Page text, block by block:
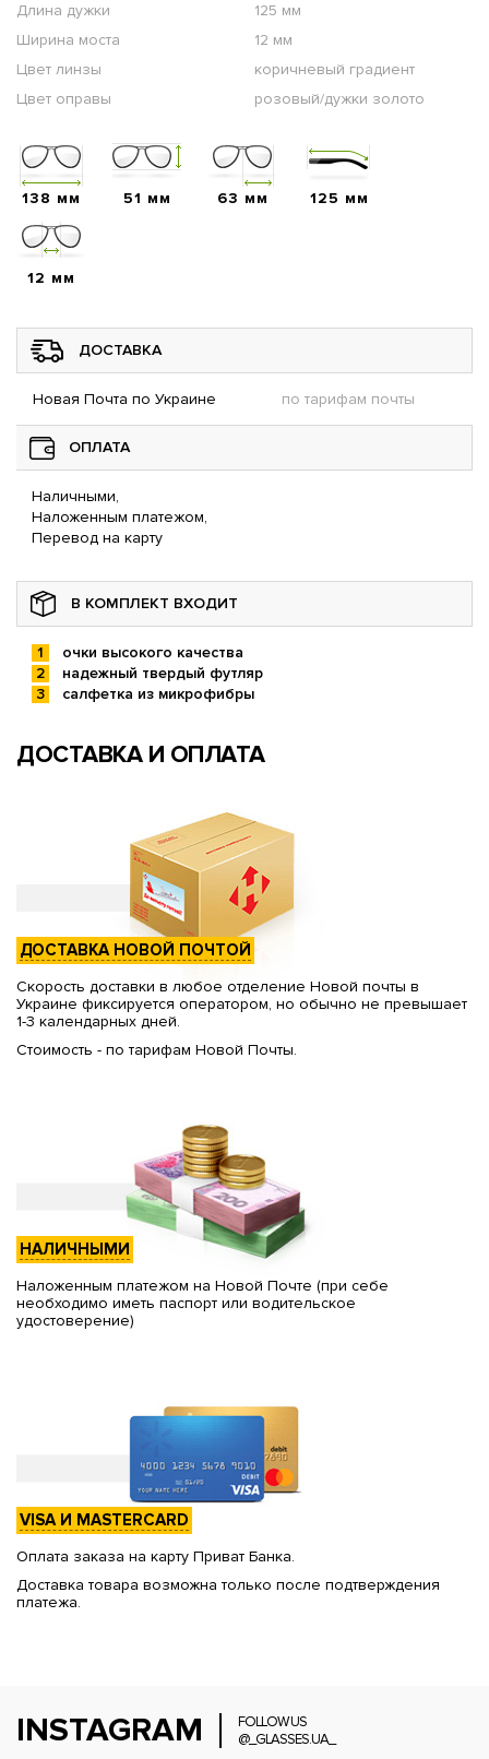
Длина дужки
125 мм
Ширина моста
12 мм
Цвет линзы
коричневый градиент
Цвет оправы
розовый/дужки золото
138 мм 51 мм 63 мм 125 мм
12 мм
ДОСТАВКА
Новая Почта по Украине по тарифам почты
ОПЛАТА
Наличными,
Наложенным платежом,
Перевод на карту
В КОМПЛЕКТ ВХОДИТ
очки высокого качества
надежный твердый футляр
салфетка из микрофибры
ДОСТАВКА И ОПЛАТА
ДОСТАВКА НОВОЙ ПОЧТОЙ
Скорость доставки в любое отделение Новой почты в
Украине фиксируется оператором, но обычно не превышает
1-3 календарных дней.
Стоимость - по тарифам Новой Почты.
НАЛИЧНЫМИ
Наложенным платежом на Новой Почте (при себе
необходимо иметь паспорт или водительское
удостоверение)
VISA И MASTERCARD
Оплата заказа на карту Приват Банка.
Доставка товара возможна только после подтверждения
платежа.
INSTAGRAM
FOLLOW US
@_GLASSES.UA_